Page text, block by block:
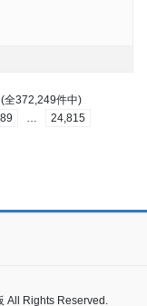
全372,249件中)
24,815
Rights Reserved.